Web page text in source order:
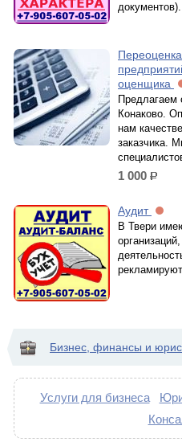
документов).
оценщика
Предлагаем
Конаково.
нам
заказчика.
1 000 р.
Аудит
В Твери
Бизнес, финансы и
Услуги для бизнеса